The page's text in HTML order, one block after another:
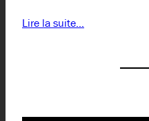
Lire la suite…